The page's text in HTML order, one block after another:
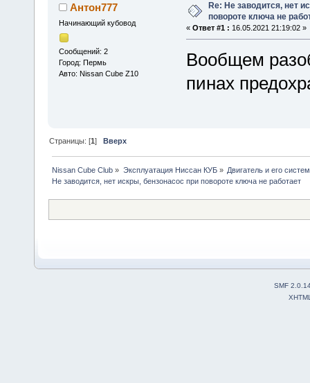
Антон777
Начинающий кубовод
Сообщений: 2
Город: Пермь
Авто: Nissan Cube Z10
Re: Не заводится, нет
повороте ключа не
« Ответ #1 : 16.05.2021 21:19:02 »
Вообщем
пинах
Страницы: [1]Вверх
Nissan Cube Club » Эксплуатация Ниссан КУБ» Двигатель и его
Не заводится, нет искры, бензонасос при повороте ключа не работает
SMF